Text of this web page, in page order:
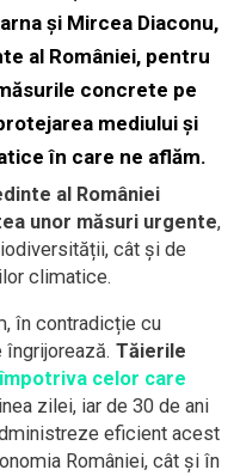
și Mircea Diaconu,
al României, pentru
concrete pe
mediului și
în care ne aflăm.
al României
unor măsuri urgente,
cât și de
climatice.
în contradicție cu
îngrijorează. Tăierile
celor care
zilei, iar de 30 de ani
eficient acest
României, cât și în